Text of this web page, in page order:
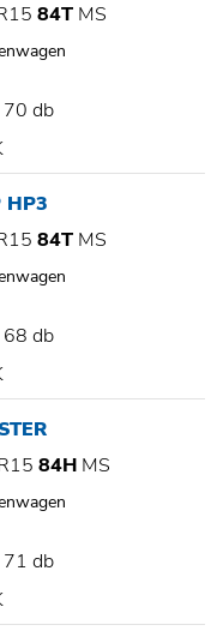
84T MS
70 db
HP3
84T MS
68 db
84H MS
71 db